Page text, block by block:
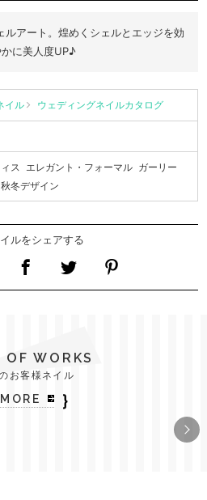
ルアート。煌めくシェルとエッジを効
に美人度UP♪
イル ウェディングネイルカタログ
ス エレガント・フォーマル ガーリー
秋冬デザイン
ルをシェアする
OF WORKS
お客様ネイル
MORE ｝